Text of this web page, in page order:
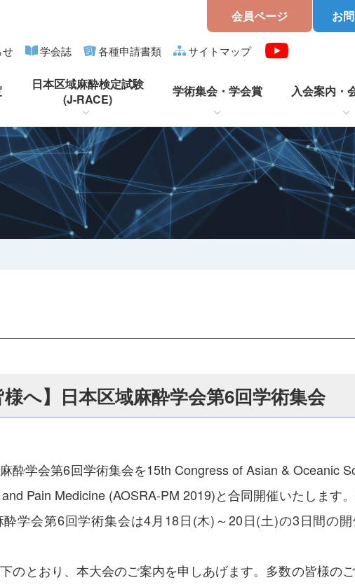
会員ページ お
せ 学会誌 各種申請書類 サイトマップ
日本区域麻酔検定試験
(J-RACE)
学術集会・学会賞 入会案内・
様へ】日本区域麻酔学会第6回学術集会
酔学会第6回学術集会を15th Congress of Asian & Oceanic
Pain Medicine (AOSRA-PM 2019)と合同開催いたします
学会第6回学術集会は4月18日(木)～20日(土)の3日間の開
のとおり、本大会のご案内を申しあげます。多数の皆様の